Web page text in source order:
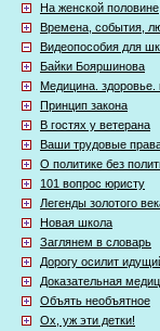
На женской половине
Времена, события,
Видеопособия для
Байки Бояршинова
Медицина. здоровье.
Принцип закона
В гостях у ветерана
Ваши трудовые
О политике без
101 вопрос юристу
Легенды золотого
Новая школа
Заглянем в словарь
Дорогу осилит
Доказательная
Объять необъятное
Ох, уж эти детки!